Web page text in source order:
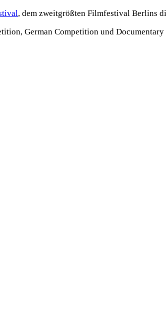
, dem zweitgrößten Filmfestival Berlins
German Competition und